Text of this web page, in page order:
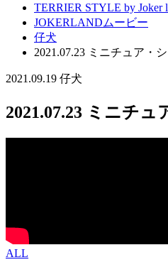
TERRIER STYLE by
JOKERLANDムービー
仔犬
2021.07.23 ミニチュア
2021.09.19 仔犬
2021.07.23 ミニチ
ALL